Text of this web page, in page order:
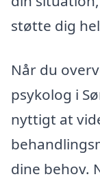
støtte dig
Når du
psykolog i
nyttigt at
dine behov.